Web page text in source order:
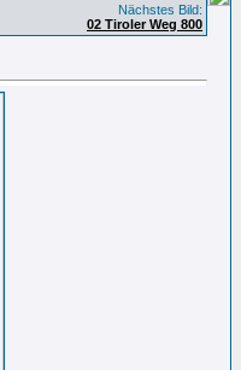
Nächstes Bild:
02 Tiroler Weg 800